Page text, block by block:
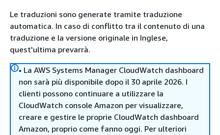
Le traduzioni sono generate tramite traduzione
automatica. In caso di conflitto tra il contenuto di una
traduzione e la versione originale in Inglese,
quest'ultima prevarrà.
• La AWS Systems Manager CloudWatch dashboard
non sarà più disponibile dopo il 30 aprile 2026. I
clienti possono continuare a utilizzare la
CloudWatch console Amazon per visualizzare,
creare e gestire le proprie CloudWatch dashboard
Amazon, proprio come fanno oggi. Per ulteriori